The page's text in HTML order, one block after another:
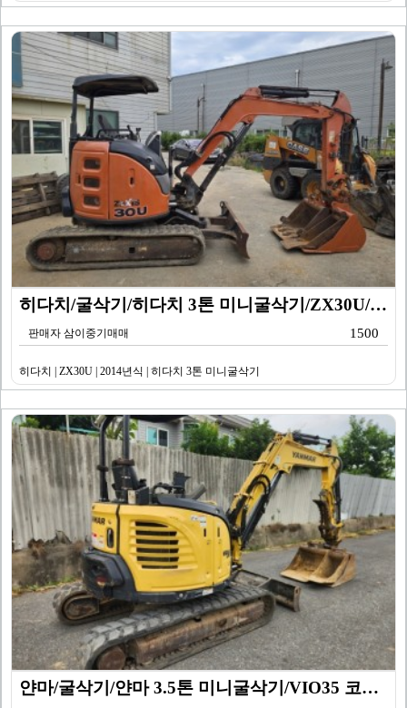
히다치/굴삭기/히다치 3톤 미니굴삭기/ZX30U/201…
판매자 삼이중기매매 1500
히다치 | ZX30U | 2014년식 | 히다치 3톤 미니굴삭기
얀마/굴삭기/얀마 3.5톤 미니굴삭기/VIO35 코끼리…